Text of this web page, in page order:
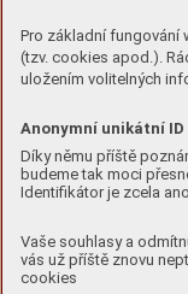
Pro základní fungování
(tzv. cookies apod.).
uložením volitelných
Anonymní unikátní ID
Díky němu příště
budeme tak moci
Identifikátor je zcela
Vaše souhlasy a
vás už příště znovu
cookies